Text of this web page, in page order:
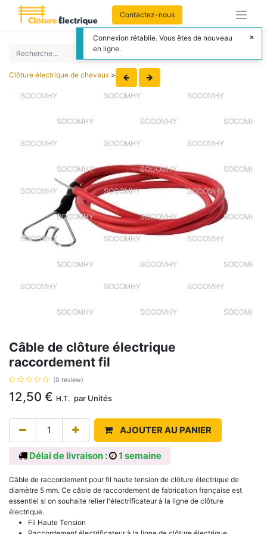
Contactez-nous
Clôture électrique de chevaux >
Câble de clôture électrique
raccordement fil
(0 review)
12,50 € H.T. par Unités
AJOUTER AU PANIER
Délai de livraison : 1 semaine
Câble de raccordement pour fil haute tension de clôture électrique de
diamètre 5 mm. Ce câble de raccordement de fabrication française est
essentiel si on souhaite relier l'électrificateur à la ligne de clôture
électrique.
Fil Haute Tension
Connexion rétablie. Vous êtes de nouveau
en ligne.